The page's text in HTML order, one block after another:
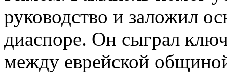
руководство и заложил
диаспоре. Он сыграл
между еврейской